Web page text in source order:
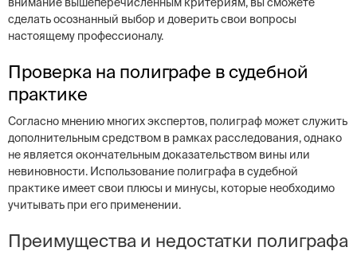
сделать осознанный выбор и доверить свои вопросы
настоящему профессионалу.
Проверка на полиграфе в судебной
практике
Согласно мнению многих экспертов, полиграф может служить
дополнительным средством в рамках расследования, однако
не является окончательным доказательством вины или
невиновности. Использование полиграфа в судебной
практике имеет свои плюсы и минусы, которые необходимо
учитывать при его применении.
Преимущества и недостатки полиграфа